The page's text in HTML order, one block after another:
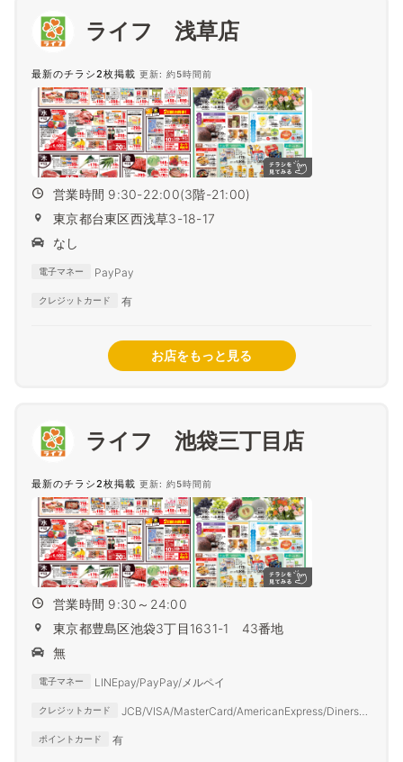
ライフ 浅草店
最新のチラシ2枚掲載 更新: 約5時間前
営業時間 9:30-22:00(3階-21:00)
東京都台東区西浅草3-18-17
なし
電子マネー PayPay
クレジットカード 有
お店をもっと見る
ライフ 池袋三丁目店
最新のチラシ2枚掲載 更新: 約5時間前
営業時間 9:30～24:00
東京都豊島区池袋3丁目1631-1 43番地
無
電子マネー LINEpay/PayPay/メルペイ
クレジットカード
JCB/VISA/MasterCard/AmericanExpress/DinersCl
ポイントカード 有